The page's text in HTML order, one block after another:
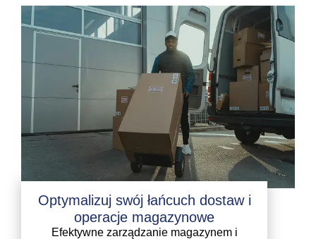
Optymalizuj swój łańcuch dostaw i
operacje magazynowe
Efektywne zarządzanie magazynem i